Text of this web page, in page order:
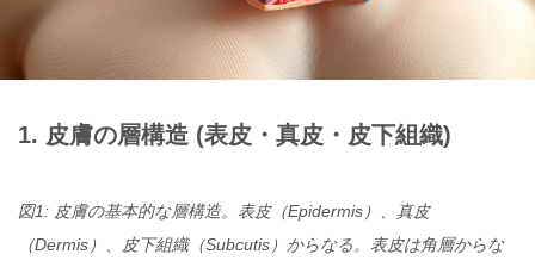
1. 皮膚の層構造 (表皮・真皮・皮下組織)
図1: 皮膚の基本的な層構造。表皮（Epidermis）、真皮
（Dermis）、皮下組織（Subcutis）からなる。表皮は角層からな